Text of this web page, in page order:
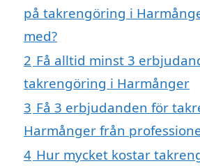
på takrengöring i
med?
2 Få alltid minst 3
takrengöring i Harmånger
3 Få 3 erbjudanden för
Harmånger från
4 Hur mycket kostar